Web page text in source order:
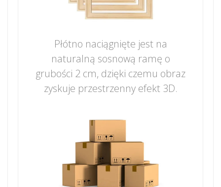
Płótno naciągnięte jest na
naturalną sosnową ramę o
grubości 2 cm, dzięki czemu obraz
zyskuje przestrzenny efekt 3D.